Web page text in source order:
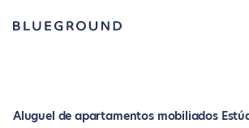
Aluguel de apartamentos mobiliados